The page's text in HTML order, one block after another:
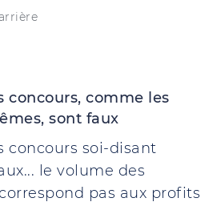
concours, comme les
sont faux
concours soi-disant
le volume des
pas aux profits